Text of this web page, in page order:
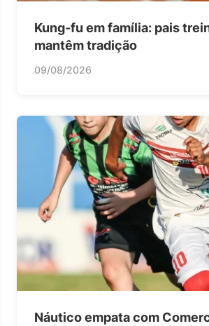
Kung-fu em família: pais
mantêm tradição
09/08/2026
Náutico empata com